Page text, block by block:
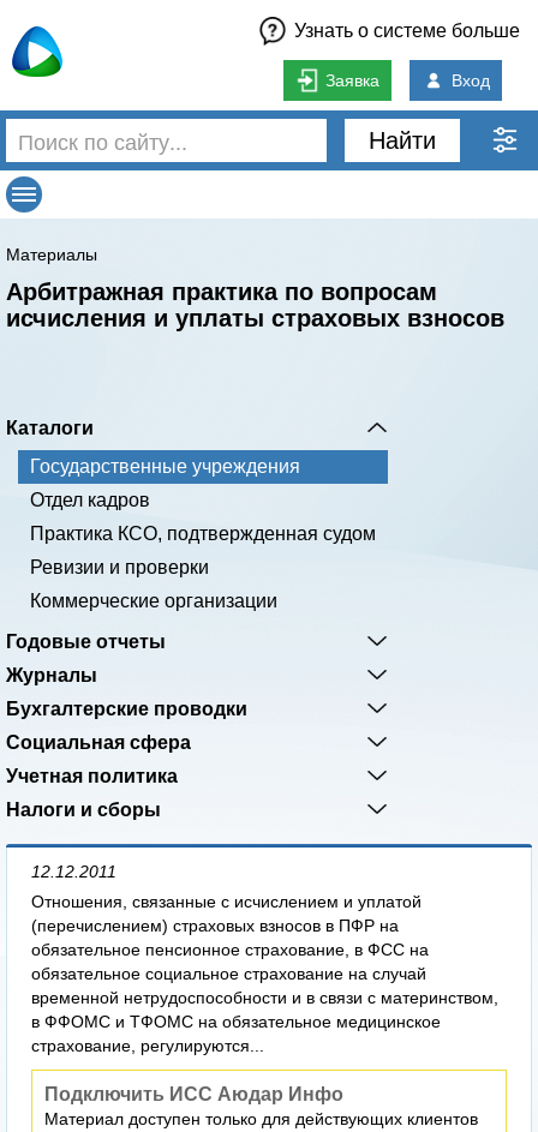
Узнать о системе больше
Заявка Вход
Найти
Материалы
Арбитражная практика по вопросам
исчисления и уплаты страховых взносов
Каталоги
Государственные учреждения
Отдел кадров
Практика КСО, подтвержденная судом
Ревизии и проверки
Коммерческие организации
Годовые отчеты
Журналы
Бухгалтерские проводки
Социальная сфера
Учетная политика
Налоги и сборы
12.12.2011
Отношения, связанные с исчислением и уплатой
(перечислением) страховых взносов в ПФР на
обязательное пенсионное страхование, в ФСС на
обязательное социальное страхование на случай
временной нетрудоспособности и в связи с материнством,
в ФФОМС и ТФОМС на обязательное медицинское
страхование, регулируются...
Подключить ИСС Аюдар Инфо
Материал доступен только для действующих клиентов